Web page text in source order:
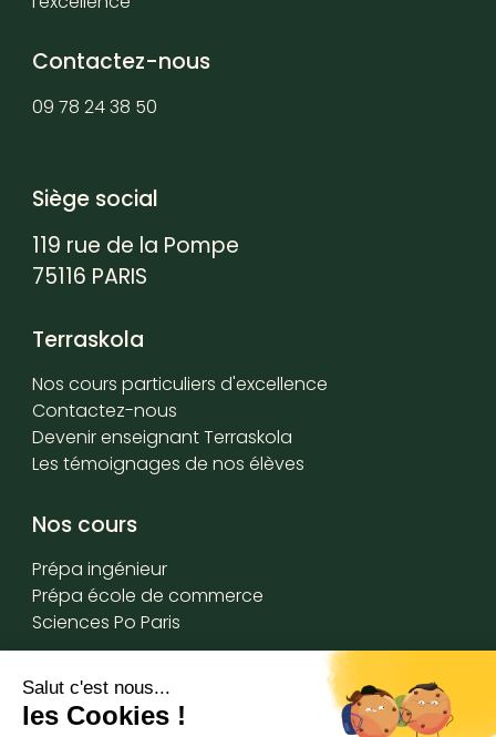
Contactez-nous
09 78 24 38 50
Siège social
119 rue de la Pompe
75116 PARIS
Terraskola
Nos cours particuliers d'excellence
Contactez-nous
Devenir enseignant Terraskola
Les témoignages de nos élèves
Nos cours
Prépa ingénieur
Prépa école de commerce
Sciences Po Paris
Acadomia x Terraskola
Qui sommes-nous